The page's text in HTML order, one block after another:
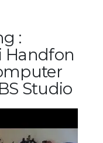
:
Handfon
Studio